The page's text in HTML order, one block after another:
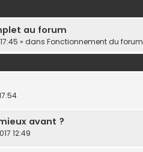
au forum
» dans Fonctionnement du forum
avant ?
12:49